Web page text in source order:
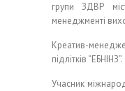
групи ЗДВР
менеджменті
Креатив-
підлітків “ЕБНІНЗ”.
Учасник